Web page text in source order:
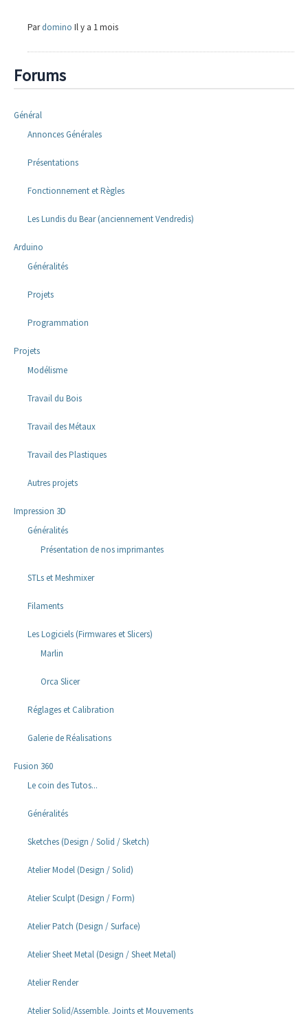
Pardomino Il y a 1 mois
Forums
Général
Annonces Générales
Présentations
Fonctionnement et Règles
Les Lundis du Bear (anciennement Vendredis)
Arduino
Généralités
Projets
Programmation
Projets
Modélisme
Travail du Bois
Travail des Métaux
Travail des Plastiques
Autres projets
Impression 3D
Généralités
Présentation de nos imprimantes
STLs et Meshmixer
Filaments
Les Logiciels (Firmwares et Slicers)
Marlin
Orca Slicer
Réglages et Calibration
Galerie de Réalisations
Fusion 360
Le coin des Tutos...
Généralités
Sketches (Design / Solid / Sketch)
Atelier Model (Design / Solid)
Atelier Sculpt (Design / Form)
Atelier Patch (Design / Surface)
Atelier Sheet Metal (Design / Sheet Metal)
Atelier Render
Atelier Solid/Assemble. Joints et Mouvements